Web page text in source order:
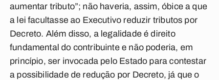
aumentar tributo”; não haveria, assim, óbice a que
a lei facultasse ao Executivo reduzir tributos por
Decreto. Além disso, a legalidade é direito
fundamental do contribuinte e não poderia, em
princípio, ser invocada pelo Estado para contestar
a possibilidade de redução por Decreto, já que o